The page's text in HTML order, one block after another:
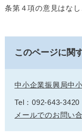
条第４項の意見はな
このページに関
中小企業振興局中
Tel：092-643-3420
メールでのお問い